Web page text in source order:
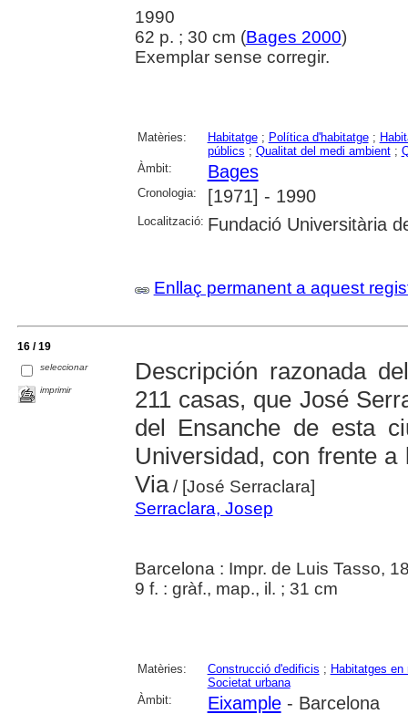
1990
62 p. ; 30 cm (Bages 2000)
Exemplar sense corregir.
Matèries: Habitatge; Política d'habitatge;
públics ; Qualitat del medi ambient;
Àmbit:
Bages
Cronologia: [1971] - 1990
Localització: Fundació Universitària
Enllaç permanent a aquest
16 / 19
seleccionar
imprimir
Descripción razonada
211 casas, que José
del Ensanche de esta
Universidad, con frente
Via/ [José Serraclara]
Serraclara, Josep
Barcelona : Impr. de Luis Tasso,
9 f. : gràf., map., il. ; 31 cm
Matèries: Construcció d'edificis ; Habitatges en
Societat urbana
Àmbit:
Eixample- Barcelona